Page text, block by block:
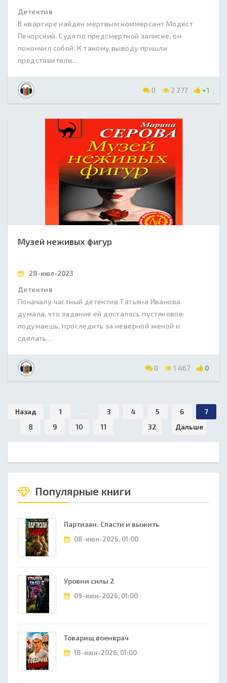
Детектив
В квартире найден мертвым коммерсант Модест
Печорский. Судя по предсмертной записке, он
покончил собой. К такому выводу пришли
представители...
0 2 277 +1
Музей неживых фигур
28-июл-2023
Детектив
Поначалу частный детектив Татьяна Иванова
думала, что задание ей досталось пустяковое:
подумаешь, проследить за неверной женой и
сделать...
0 1 467 0
Назад 1 3 4 5 6
7
8
9 10 11 32 Дальше
Популярные книги
Партизан. Спасти и выжить
08-июн-2026, 01:00
Уровни силы 2
09-июн-2026, 01:00
Товарищ военврач
18-июн-2026, 01:00